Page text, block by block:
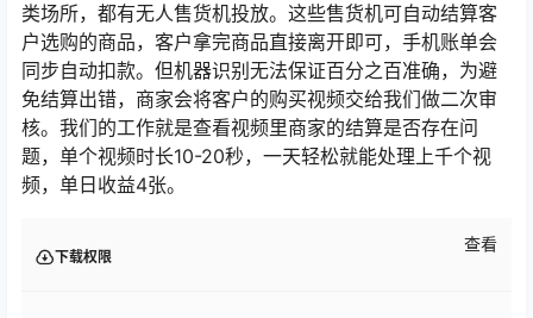
类场所，都有无人售货机投放。这些售货机可自动结算客
户选购的商品，客户拿完商品直接离开即可，手机账单会
同步自动扣款。但机器识别无法保证百分之百准确，为避
免结算出错，商家会将客户的购买视频交给我们做二次审
核。我们的工作就是查看视频里商家的结算是否存在问
题，单个视频时长10-20秒，一天轻松就能处理上千个视
频，单日收益4张。
下载权限
查看